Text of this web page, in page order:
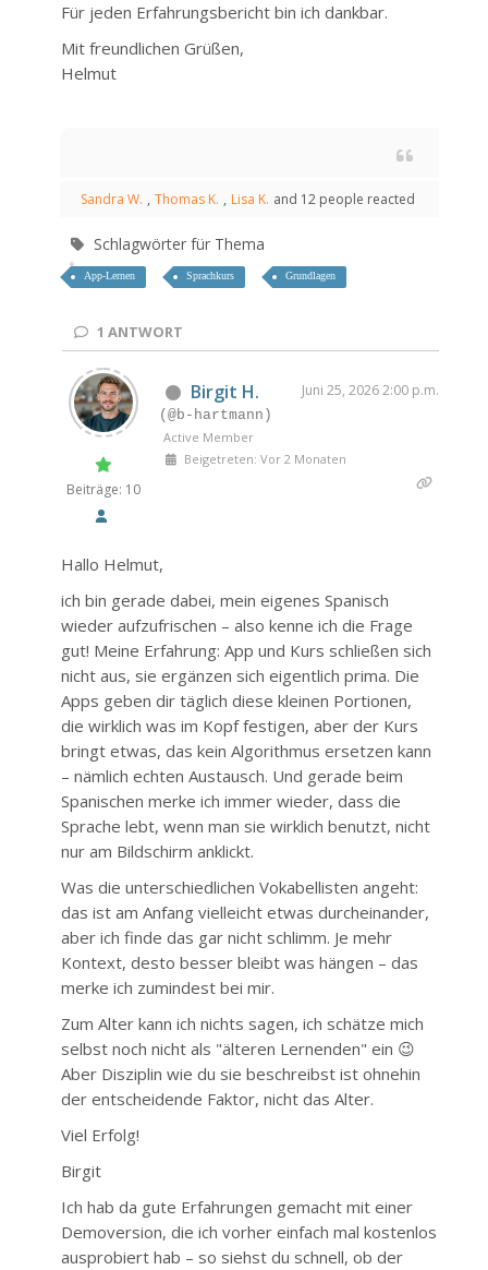
Für jeden Erfahrungsbericht bin ich dankbar.
Mit freundlichen Grüßen,
Helmut
Sandra W. , Thomas K. , Lisa K. and 12 people reacted
Schlagwörter für Thema
App-Lernen Sprachkurs Grundlagen
1 ANTWORT
Beiträge: 10
Birgit H. Juni 25, 2026 2:00 p.m.
(@b-hartmann)
Active Member
Beigetreten: Vor 2 Monaten
Hallo Helmut,
ich bin gerade dabei, mein eigenes Spanisch
wieder aufzufrischen – also kenne ich die Frage
gut! Meine Erfahrung: App und Kurs schließen sich
nicht aus, sie ergänzen sich eigentlich prima. Die
Apps geben dir täglich diese kleinen Portionen,
die wirklich was im Kopf festigen, aber der Kurs
bringt etwas, das kein Algorithmus ersetzen kann
– nämlich echten Austausch. Und gerade beim
Spanischen merke ich immer wieder, dass die
Sprache lebt, wenn man sie wirklich benutzt, nicht
nur am Bildschirm anklickt.
Was die unterschiedlichen Vokabellisten angeht:
das ist am Anfang vielleicht etwas durcheinander,
aber ich finde das gar nicht schlimm. Je mehr
Kontext, desto besser bleibt was hängen – das
merke ich zumindest bei mir.
Zum Alter kann ich nichts sagen, ich schätze mich
selbst noch nicht als "älteren Lernenden" ein 😉
Aber Disziplin wie du sie beschreibst ist ohnehin
der entscheidende Faktor, nicht das Alter.
Viel Erfolg!
Birgit
Ich hab da gute Erfahrungen gemacht mit einer
Demoversion, die ich vorher einfach mal kostenlos
ausprobiert hab – so siehst du schnell, ob der